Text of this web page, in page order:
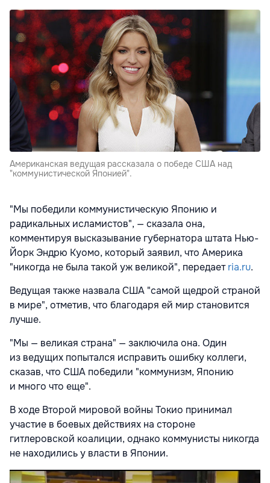
Американская ведущая рассказала о победе США над
"коммунистической Японией".
"Мы победили коммунистическую Японию и
радикальных исламистов", — сказала она,
комментируя высказывание губернатора штата Нью-
Йорк Эндрю Куомо, который заявил, что Америка
"никогда не была такой уж великой", передаетria.ru.
Ведущая также назвала США "самой щедрой страной
в мире", отметив, что благодаря ей мир становится
лучше.
"Мы — великая страна" — заключила она. Один
из ведущих попытался исправить ошибку коллеги,
сказав, что США победили "коммунизм, Японию
и много что еще".
В ходе Второй мировой войны Токио принимал
участие в боевых действиях на стороне
гитлеровской коалиции, однако коммунисты никогда
не находились у власти в Японии.